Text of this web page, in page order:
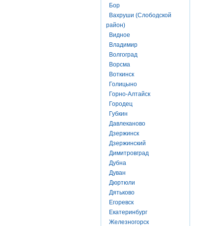
Бор
Вахруши (Слободской
район)
Видное
Владимир
Волгоград
Ворсма
Воткинск
Голицыно
Горно-Алтайск
Городец
Губкин
Давлеканово
Дзержинск
Дзержинский
Димитровград
Дубна
Дуван
Дюртюли
Дятьково
Егоревск
Екатеринбург
Железногорск